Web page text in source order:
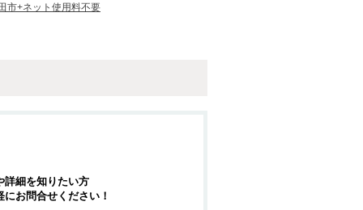
市+ネット使用料不要
詳細を知りたい方
お問合せください！